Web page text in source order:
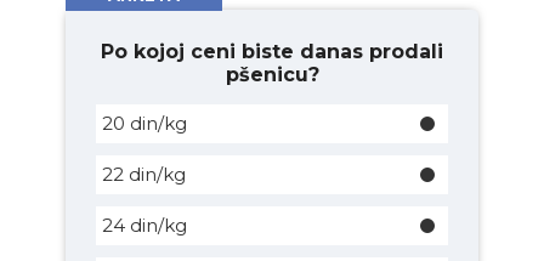
Po kojoj ceni biste danas prodali
pšenicu?
20 din/kg
22 din/kg
24 din/kg